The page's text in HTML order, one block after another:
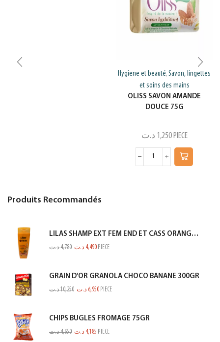
Hygiene et beauté,Savon, lingettes
et soins des mains
OLISS SAVON AMANDE
DOUCE 75G
1,250 د.ت PIECE
Produits Recommandés
LILAS SHAMP EXT FEM END ET CASS ORANGE 350ML
4,780د.ت 4,490 د.ت PIECE
GRAIN D'OR GRANOLA CHOCO BANANE 300GR
10,250د.ت 6,950 د.ت PIECE
CHIPS BUGLES FROMAGE 75GR
4,650د.ت 4,185 د.ت PIECE